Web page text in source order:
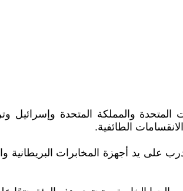
والمملكة المتحدة وإسرائيل
الطائفية.
يد أجهزة المخابرات البريطانية